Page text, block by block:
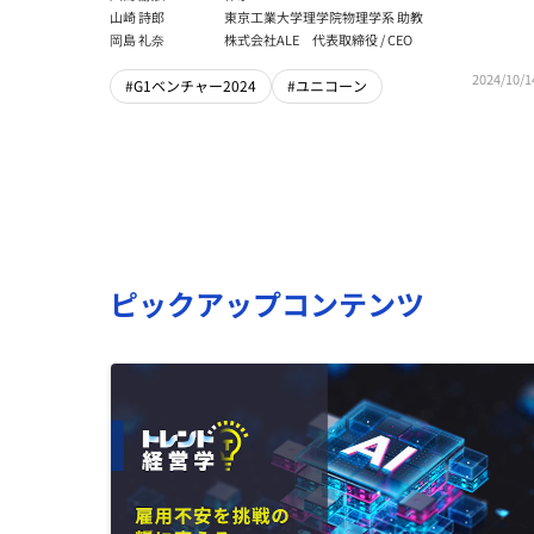
山崎 詩郎
東京工業大学理学院物理学系 助教
岡島 礼奈
株式会社ALE 代表取締役 / CEO
#G1ベンチャー2024 #ユニコーン 2024/10/
ピックアップコンテンツ